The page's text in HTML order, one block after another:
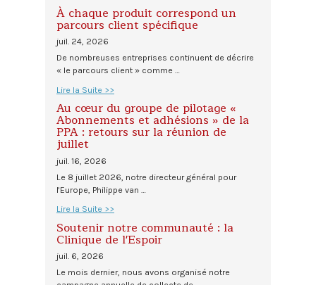
À chaque produit correspond un
parcours client spécifique
juil. 24, 2026
De nombreuses entreprises continuent de décrire
« le parcours client » comme …
Lire la Suite >>
Au cœur du groupe de pilotage «
Abonnements et adhésions » de la
PPA : retours sur la réunion de
juillet
juil. 16, 2026
Le 8 juillet 2026, notre directeur général pour
l'Europe, Philippe van …
Lire la Suite >>
Soutenir notre communauté : la
Clinique de l'Espoir
juil. 6, 2026
Le mois dernier, nous avons organisé notre